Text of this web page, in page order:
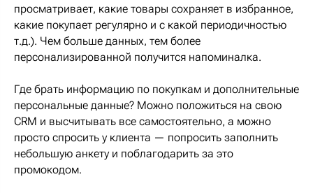
просматривает, какие товары сохраняет в избранное,
какие покупает регулярно и с какой периодичностью
т.д.). Чем больше данных, тем более
персонализированной получится напоминалка.
Где брать информацию по покупкам и дополнительные
персональные данные? Можно положиться на свою
CRM и высчитывать все самостоятельно, а можно
просто спросить у клиента — попросить заполнить
небольшую анкету и поблагодарить за это
промокодом.